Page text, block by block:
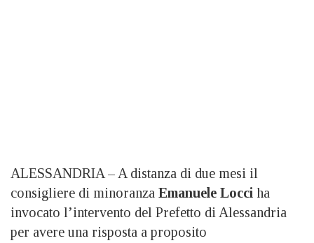
ALESSANDRIA – A distanza di due mesi il
consigliere di minoranza Emanuele Locci ha
invocato l’intervento del Prefetto di Alessandria
per avere una risposta a proposito